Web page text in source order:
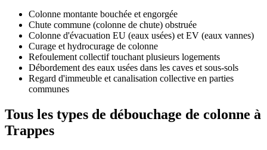
Colonne montante bouchée et engorgée
Chute commune (colonne de chute) obstruée
Colonne d'évacuation EU (eaux usées) et EV (eaux vannes)
Curage et hydrocurage de colonne
Refoulement collectif touchant plusieurs logements
Débordement des eaux usées dans les caves et sous-sols
Regard d'immeuble et canalisation collective en parties
communes
Tous les types de débouchage de colonne à
Trappes